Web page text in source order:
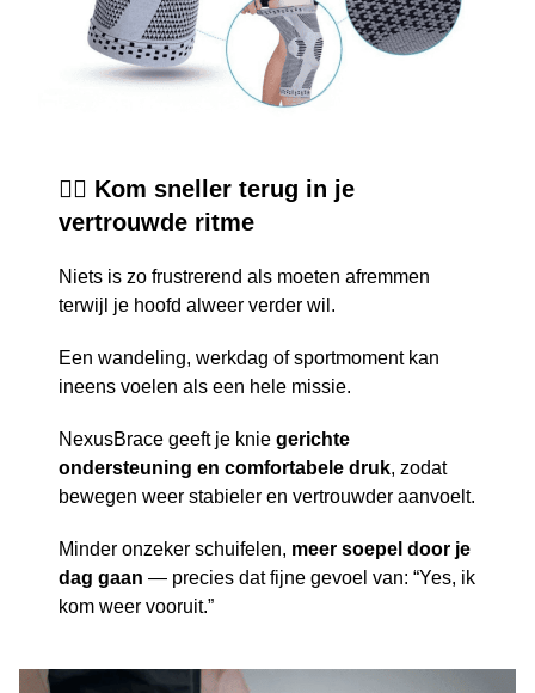
🏃‍♂️ Kom sneller terug in je
vertrouwde ritme
Niets is zo frustrerend als moeten afremmen
terwijl je hoofd alweer verder wil.
Een wandeling, werkdag of sportmoment kan
ineens voelen als een hele missie.
NexusBrace geeft je kniegerichte
ondersteuning en comfortabele druk, zodat
bewegen weer stabieler en vertrouwder aanvoelt.
Minder onzeker schuifelen, meer soepel door je
dag gaan — precies dat fijne gevoel van: “Yes, ik
kom weer vooruit.”